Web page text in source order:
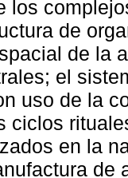
los
de
de la
el
uso de la
ciclos
en la
de